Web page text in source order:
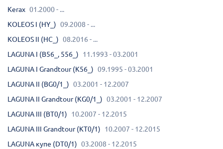
Kerax 01.2000 - ...
KOLEOS I (HY_) 09.2008 - ...
KOLEOS II (HC_) 08.2016 - ...
LAGUNA I (B56_, 556_)
11.1993 - 03.2001
LAGUNA I Grandtour (K56_) 09.1995 - 03.2001
LAGUNA II (BG0/1_) 03.2001 - 12.2007
LAGUNA II Grandtour (KG0/1_) 03.2001 - 12.2007
LAGUNA III (BT0/1)
10.2007 - 12.2015
LAGUNA III Grandtour (KT0/1)
10.2007 - 12.2015
LAGUNA купе (DT0/1) 03.2008 - 12.2015